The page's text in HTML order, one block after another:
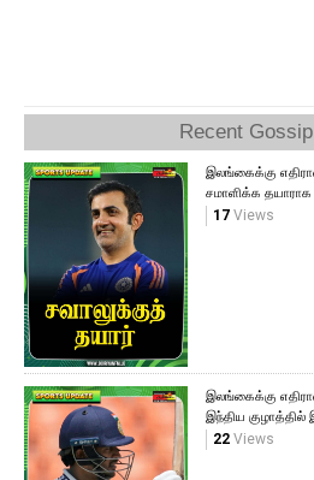
Recent
இலங்கைக்கு
சமாளிக்க
17Views
இலங்கைக்கு
இந்திய
22Views